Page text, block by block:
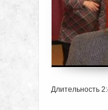
Длительность